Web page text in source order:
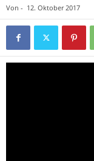
Von - 12. Oktober 2017